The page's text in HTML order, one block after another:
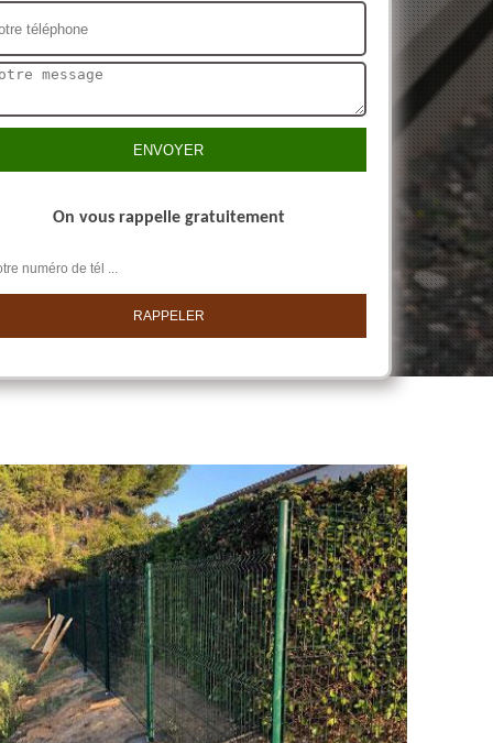
On vous rappelle gratuitement